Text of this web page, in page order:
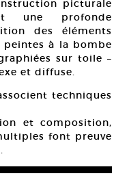
picturale
une profonde
des éléments
peintes à la bombe
sur toile –
et diffuse.
techniques
et composition,
font preuve